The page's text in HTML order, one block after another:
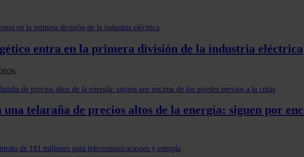
entra en la primera división de la industria eléctrica
telaraña de precios altos de la energía: siguen por